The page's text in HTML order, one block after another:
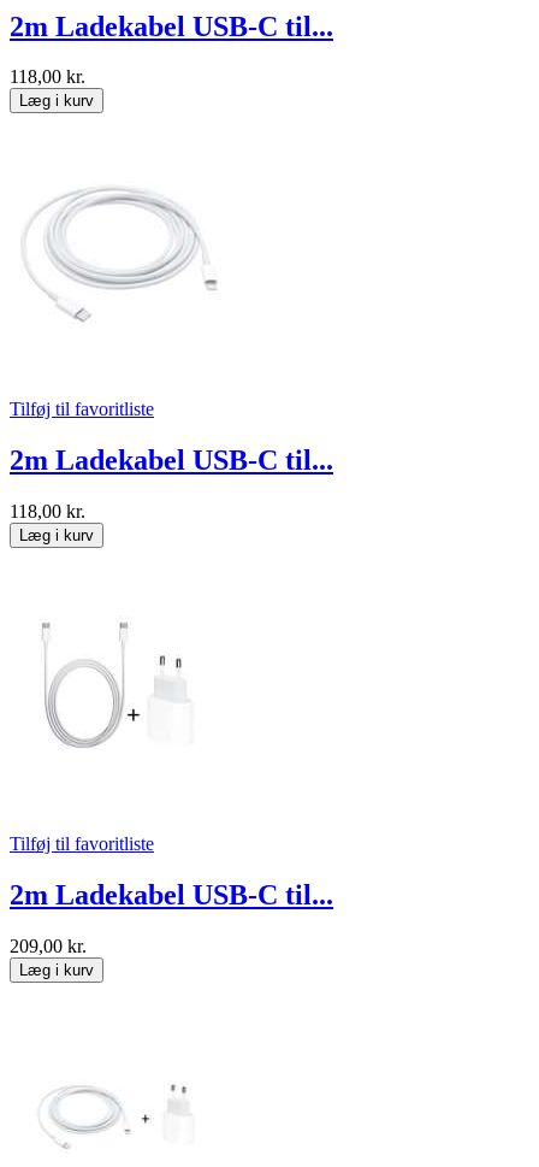
2m Ladekabel USB-C til...
118,00 kr.
Læg i kurv
Tilføj til favoritliste
2m Ladekabel USB-C til...
118,00 kr.
Læg i kurv
Tilføj til favoritliste
2m Ladekabel USB-C til...
209,00 kr.
Læg i kurv